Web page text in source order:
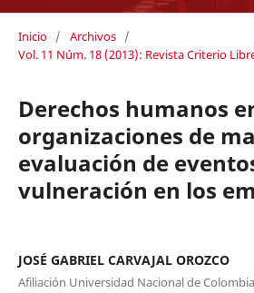
Inicio / Archivos /
Vol. 11 Núm. 18 (2013): Revista Criterio
Derechos humanos
organizaciones de
evaluación de
vulneración en los
JOSÉ GABRIEL CARVAJAL OROZCO
Afiliación Universidad Nacional de